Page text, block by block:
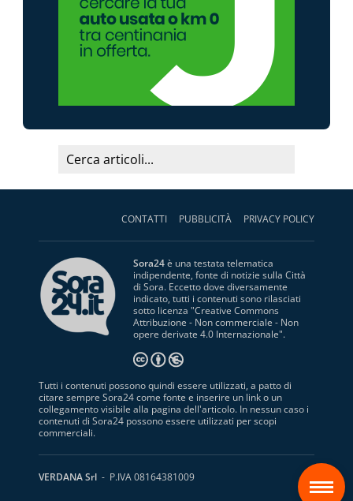
CONTATTI PUBBLICITÀ PRIVACY POLICY
Sora24è una testata telematica
indipendente, fonte di notizie sulla Città
di Sora. Eccetto dove diversamente
indicato, tutti i contenuti sono rilasciati
sotto licenza "Creative Commons
Attribuzione - Non commerciale - Non
opere derivate 4.0 Internazionale".
Tutti i contenuti possono quindi essere utilizzati, a patto di
citare sempre Sora24 come fonte e inserire un link o un
collegamento visibile alla pagina dell'articolo. In nessun caso i
contenuti di Sora24 possono essere utilizzati per scopi
commerciali.
VERDANA Srl - P.IVA 08164381009